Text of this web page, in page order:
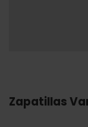
Zapatillas